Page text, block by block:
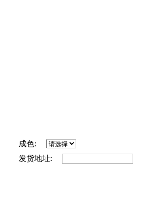
成色:
发货地址: